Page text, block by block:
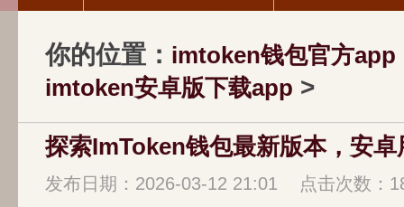
你的位置： imtoken钱包官方app
imtoken安卓版下载app >
探索ImToken钱包最新版本，安
发布日期：2026-03-12 21:01 点击次数：